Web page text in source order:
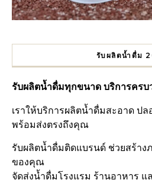
รับผลิตน้ำดื่ม
รับผลิตน้ำดื่มทุกขนาด บริการครบ
เราให้บริการผลิตน้ำดื่มสะอาด ป
พร้อมส่งตรงถึงคุณ
รับผลิตน้ำดื่มติดแบรนด์ ช่วยสร้า
ของคุณ
จัดส่งน้ำดื่มโรงแรม ร้านอาหาร แ